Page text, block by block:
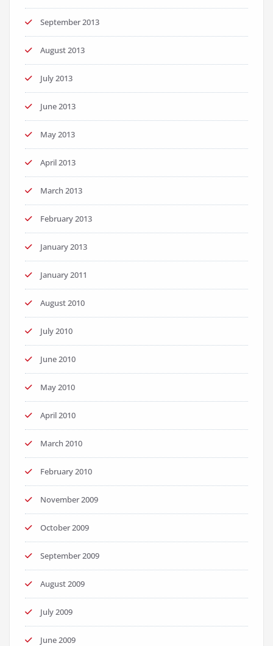
September 2013
August 2013
July 2013
June 2013
May 2013
April 2013
March 2013
February 2013
January 2013
January 2011
August 2010
July 2010
June 2010
May 2010
April 2010
March 2010
February 2010
November 2009
October 2009
September 2009
August 2009
July 2009
June 2009